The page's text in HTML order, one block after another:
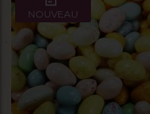
NOUVEAU